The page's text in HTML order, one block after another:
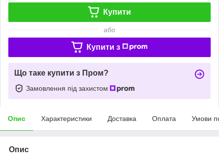
Купити
або
Купити з
Що таке купити з Пром?
Замовлення під захистом
Опис Характеристики Доставка Оплата Умови
Опис